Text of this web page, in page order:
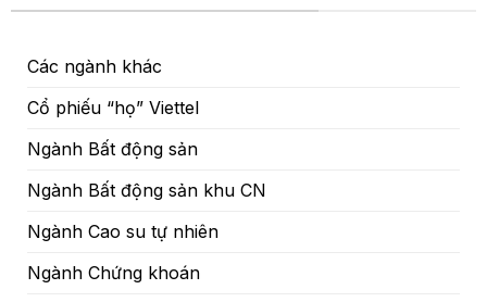
Các ngành khác
Cổ phiếu “họ” Viettel
Ngành Bất động sản
Ngành Bất động sản khu CN
Ngành Cao su tự nhiên
Ngành Chứng khoán